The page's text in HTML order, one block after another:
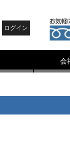
ログイン
会